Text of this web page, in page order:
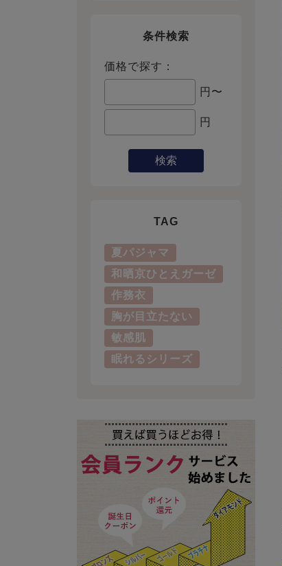
条件検索
価格で探す：
円〜
円
検索
TAG
夏パジャマ
和晒京ひとえガーゼ
作務衣
胸が目立たない
敏感肌
眠れるシリーズ